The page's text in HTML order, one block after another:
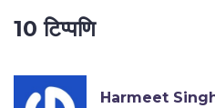
10 टिप्पणि
Harmeet